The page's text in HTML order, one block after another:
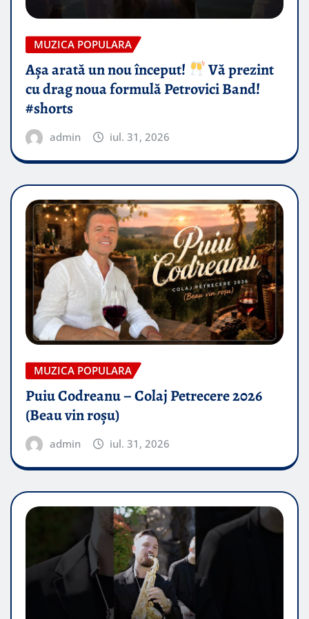
MUZICA POPULARA
Așa arată un nou început!
Vă prezint
cu drag noua formulă Petrovici Band!
#shorts
admin iul. 31, 2026
MUZICA POPULARA
Puiu Codreanu – Colaj Petrecere 2026
(Beau vin roșu)
admin iul. 31, 2026